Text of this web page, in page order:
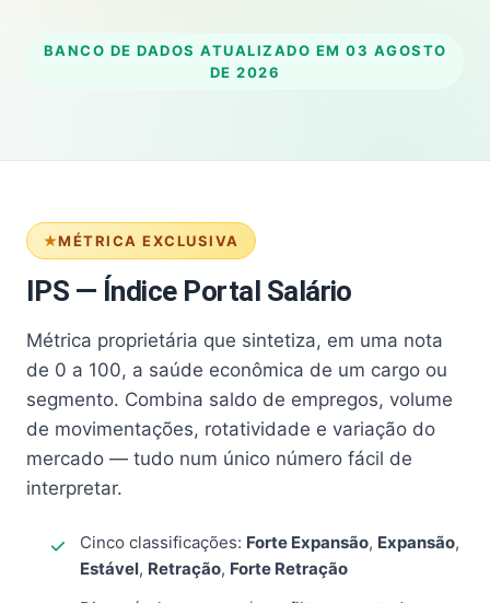
BANCO DE DADOS ATUALIZADO EM 03 AGOSTO
DE 2026
MÉTRICA EXCLUSIVA
IPS — Índice Portal Salário
Métrica proprietária que sintetiza, em uma nota
de 0 a 100, a saúde econômica de um cargo ou
segmento. Combina saldo de empregos, volume
de movimentações, rotatividade e variação do
mercado — tudo num único número fácil de
interpretar.
Cinco classificações: Forte Expansão, Expansão,
Estável, Retração, Forte Retração